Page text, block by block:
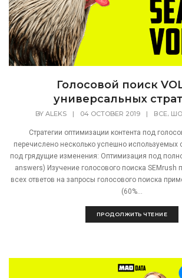
Голосовой поиск
универсальных
BY ALEKS | 04 OCTOBER 2019 | ВСЕ,
Стратегии оптимизации контента под
перечислено несколько успешно используемых
под грядущие изменения: Оптимизация под
answers) Изучение голосового поиска SEMrush
всех ответов на запросы голосового поиска
(60%...
ПРОДОЛЖИТЬ ЧТЕНИЕ